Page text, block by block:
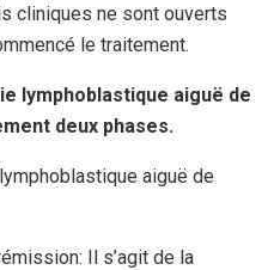
cliniques ne sont ouverts
le traitement.
lymphoblastique aiguë de
deux phases.
aiguë de
Il s’agit de la